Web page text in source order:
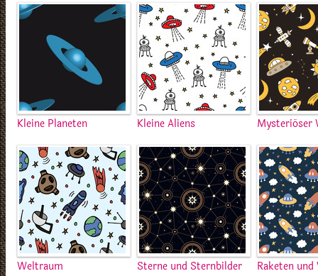
Kleine Planeten Kleine Aliens Mysteriöser
Weltraum Sterne und Sternbilder Raketen